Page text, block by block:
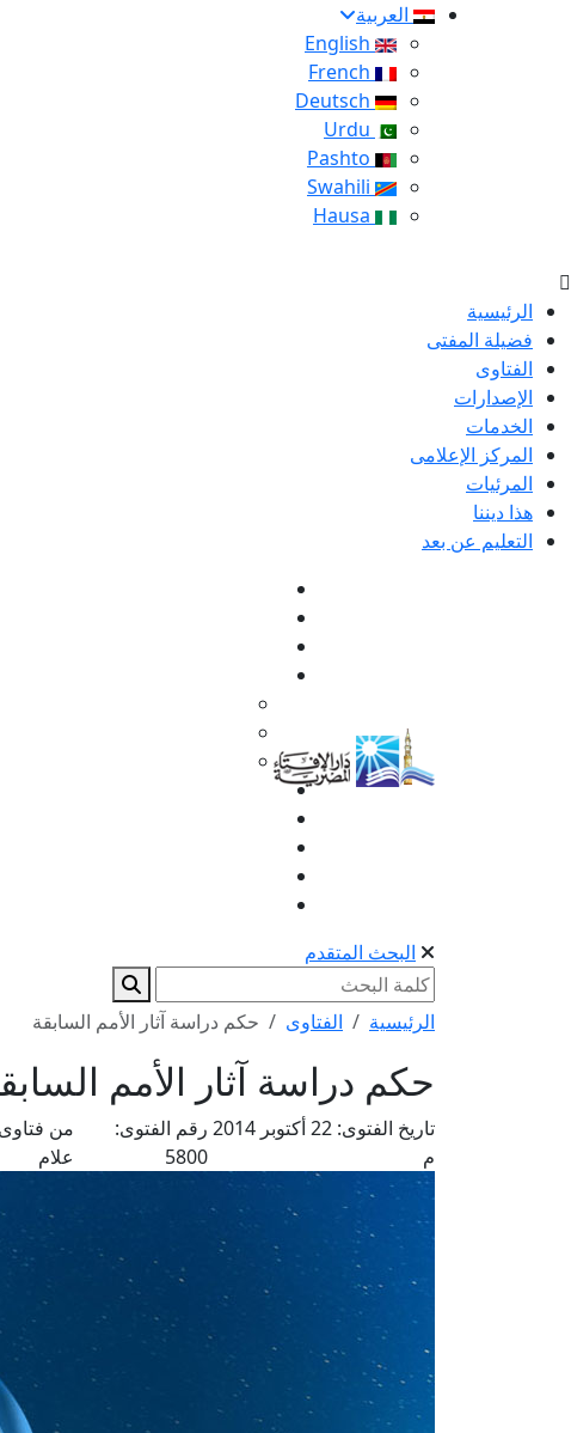
العربية
الرئيسية
فضيلة المفتى
الفتاوى
الإصدارات
الخدمات
المركز الإعلامى
المرئيات
هذا ديننا
التعليم عن بعد
البحث المتقدم
الرئيسية الفتاوى حكم دراسة آثار الأمم السابقة
حكم دراسة آثار الأمم
تاريخ الفتوى:
22 أكتوبر 2014
م
رقم الفتوى:
5800
من
علام